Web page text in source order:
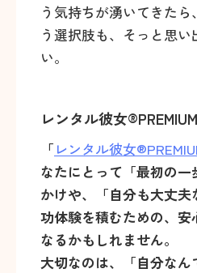
う気持ちが湧いてきた
う選択肢も、そっと思
い。
レンタル彼女
「 レンタル彼女
なたにとって「最初の一
かけや、「自分も大丈
功体験を積むための、安
なるかもしれません。
大切なのは、「自分な